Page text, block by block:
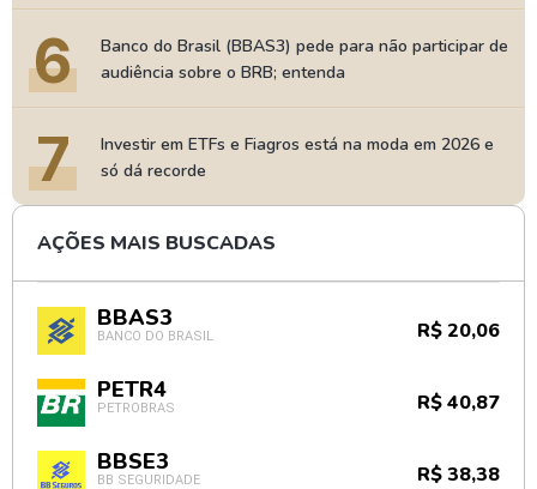
6
Banco do Brasil (BBAS3) pede para não participar de
audiência sobre o BRB; entenda
7
Investir em ETFs e Fiagros está na moda em 2026 e
só dá recorde
AÇÕES MAIS BUSCADAS
BBAS3
BANCO DO BRASIL R$ 20,06
PETR4
PETROBRAS R$ 40,87
BBSE3
BB SEGURIDADE R$ 38,38